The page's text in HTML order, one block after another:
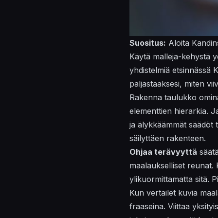
Suositus: Aloita
Käytä malleja-kehystä
yhdistelmiä etsinnässä
paljastaaksesi, miten
Rakenna taulukko
elementtien hierarkia.
ja älykkäämmät säädöt
säilyttäen rakenteen.
Ohjaa terävyyttä
maalaukselliset reunat.
ylikuormittamatta sitä.
Kun vertailet kuvia
fraaseina. Viittaa